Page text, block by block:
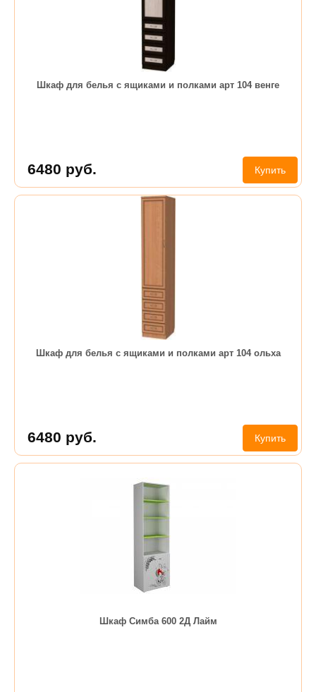
Шкаф для белья с ящиками и полками арт 104 венге
6480 руб. Купить
Шкаф для белья с ящиками и полками арт 104 ольха
6480 руб. Купить
Шкаф Симба 600 2Д Лайм